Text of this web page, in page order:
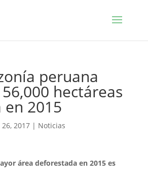
peruana
hectáreas
en 2015
26, 2017| Noticias
área deforestada en 2015 es